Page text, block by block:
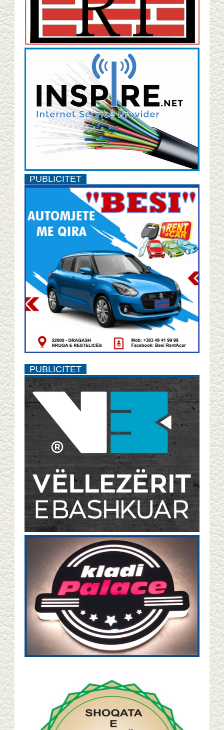
PUBLICITET
PUBLICITET